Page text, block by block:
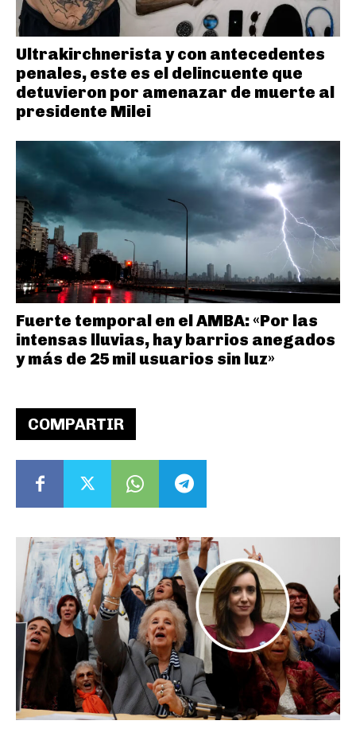
COMPARTIR
Ultrakirchnerista y con antecedentes
penales, este es el delincuente que
detuvieron por amenazar de muerte al
presidente Milei
Fuerte temporal en el AMBA: «Por las
intensas lluvias, hay barrios anegados
y más de 25 mil usuarios sin luz»